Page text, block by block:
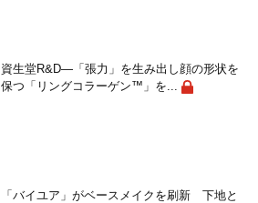
資生堂R&D―「張力」を生み出し顔の形状を
保つ「リングコラーゲン™」を...
「バイユア」がベースメイクを刷新 下地と